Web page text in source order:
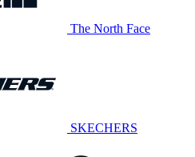
The North Face
SKECHERS